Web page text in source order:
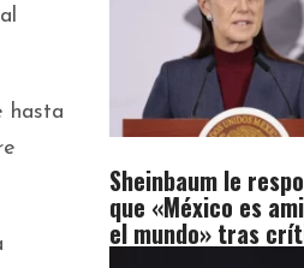
hasta
Sheinbaum le
que «México es
el mundo» tras